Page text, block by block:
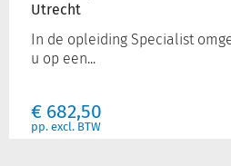
Utrecht
In de opleiding Specialist
u op een...
€ 682,50
pp. excl. BTW